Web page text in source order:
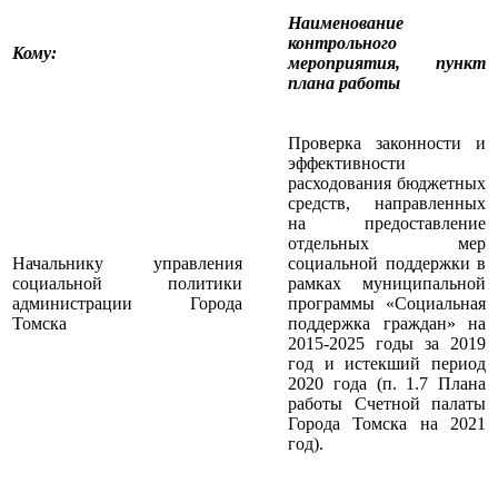
Кому:
Наименование
контрольного
мероприятия, пункт
плана работы
Начальнику управления
социальной политики
администрации Города
Томска
Проверка законности и
эффективности
расходования бюджетных
средств, направленных
на предоставление
отдельных мер
социальной поддержки в
рамках муниципальной
программы «Социальная
поддержка граждан» на
2015-2025 годы за 2019
год и истекший период
2020 года (п. 1.7 Плана
работы Счетной палаты
Города Томска на 2021
год).